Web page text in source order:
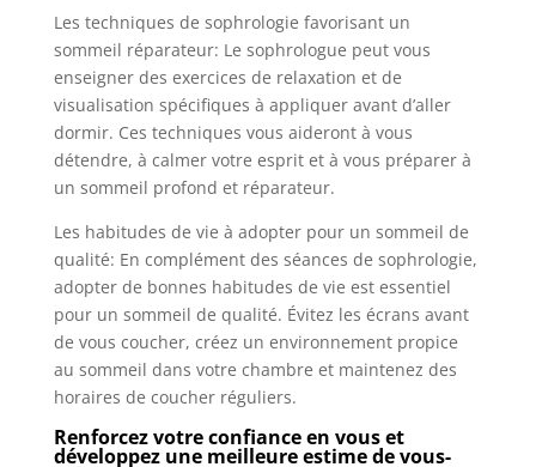
Les techniques de sophrologie favorisant un
sommeil réparateur: Le sophrologue peut vous
enseigner des exercices de relaxation et de
visualisation spécifiques à appliquer avant d’aller
dormir. Ces techniques vous aideront à vous
détendre, à calmer votre esprit et à vous préparer à
un sommeil profond et réparateur.
Les habitudes de vie à adopter pour un sommeil de
qualité: En complément des séances de sophrologie,
adopter de bonnes habitudes de vie est essentiel
pour un sommeil de qualité. Évitez les écrans avant
de vous coucher, créez un environnement propice
au sommeil dans votre chambre et maintenez des
horaires de coucher réguliers.
Renforcez votre confiance en vous et
développez une meilleure estime de vous-